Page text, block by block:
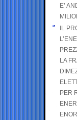
E’
IL
LA
PER